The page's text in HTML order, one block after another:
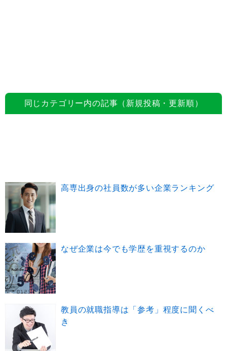
同じカテゴリー内の記事（新規投稿・更新順）
高専出身の社員数が多い企業ランキング
なぜ企業は今でも学歴を重視するのか
教員の就職指導は「参考」程度に聞くべ
き